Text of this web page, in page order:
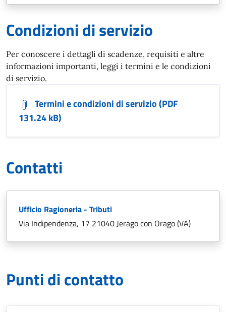
Condizioni di servizio
Per conoscere i dettagli di scadenze, requisiti e altre
informazioni importanti, leggi i termini e le condizioni
di servizio.
Termini e condizioni di servizio (PDF
131.24 kB)
Contatti
Ufficio Ragioneria - Tributi
Via Indipendenza, 17 21040 Jerago con Orago (VA)
Punti di contatto